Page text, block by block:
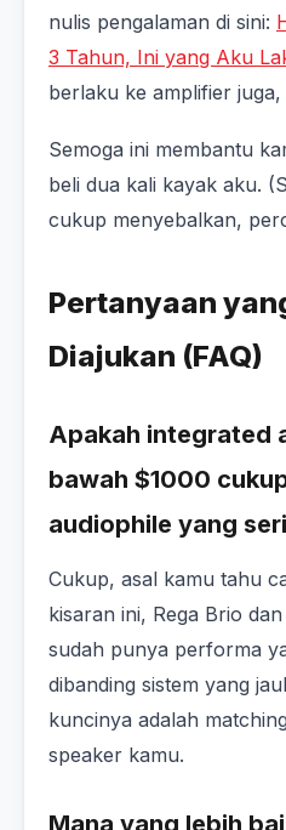
nulis pengalaman di sini:
3 Tahun, Ini yang Aku
berlaku ke amplifier
Semoga ini membantu
beli dua kali kayak aku.
cukup menyebalkan,
Pertanyaan
Diajukan (FAQ)
Apakah integrated
bawah $1000
audiophile yang
Cukup, asal kamu tahu
kisaran ini, Rega Brio
sudah punya performa
dibanding sistem yang
kuncinya adalah
speaker kamu.
Mana yang lebih